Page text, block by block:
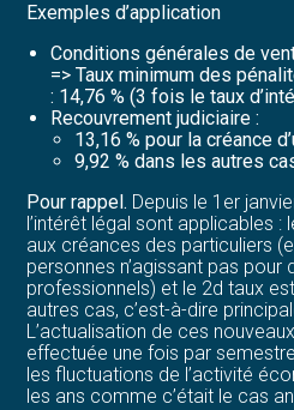
Être prêt pour la facturation
électronique
Exemples d’application
Conditions générales de
=> Taux minimum des
: 14,76 % (3 fois le taux
Recouvrement judiciaire :
13,16 % pour la créance
9,92 % dans les autres
Pour rappel. Depuis le 1er
l’intérêt légal sont applicables
aux créances des particuliers
personnes n’agissant pas pour
professionnels) et le 2d taux
autres cas, c’est-à-dire
L’actualisation de ces
effectuée une fois par
les fluctuations de l’activité
les ans comme c’était le cas